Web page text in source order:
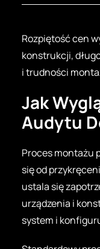
Rozpiętość cen
konstrukcji,
i trudności
Jak
Audytu
Proces montażu
się od
ustala się
urządzenia i
system i